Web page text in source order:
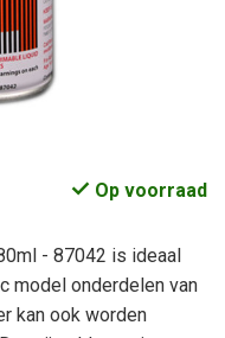
Op voorraad
- 87042 is ideaal
model onderdelen van
kan ook worden